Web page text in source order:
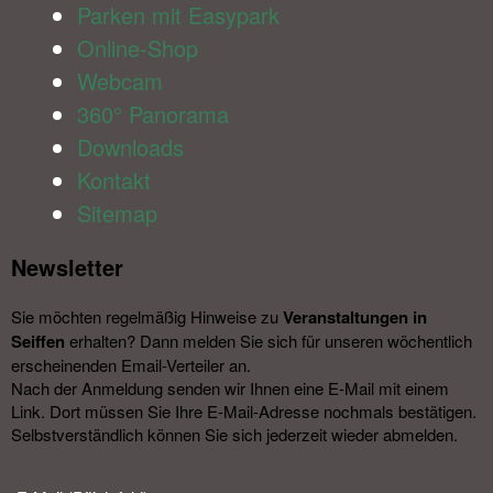
Parken mit Easypark
Online-Shop
Webcam
360° Panorama
Downloads
Kontakt
Sitemap
Newsletter​
Sie möchten regelmäßig Hinweise zu Veranstal­tungen in
Seiffen erhalten? Dann melden Sie sich für unseren wöchentlich
erscheinenden Email-Verteiler an.
Nach der Anmeldung senden wir Ihnen eine E-Mail mit einem
Link. Dort müssen Sie Ihre E-Mail-Adresse nochmals bestätigen.
Selbstverständlich können Sie sich jederzeit wieder abmelden.​